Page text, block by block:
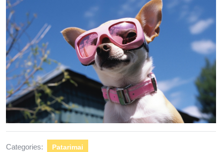
Categories: Patarimai